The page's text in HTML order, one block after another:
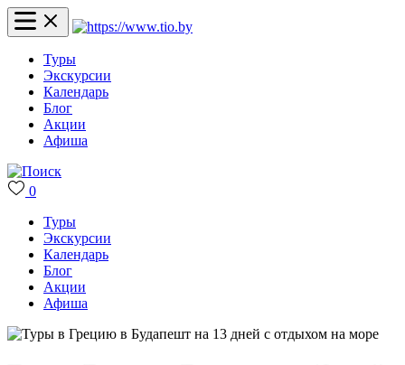
Туры
Экскурсии
Календарь
Блог
Акции
Афиша
0
Туры
Экскурсии
Календарь
Блог
Акции
Афиша